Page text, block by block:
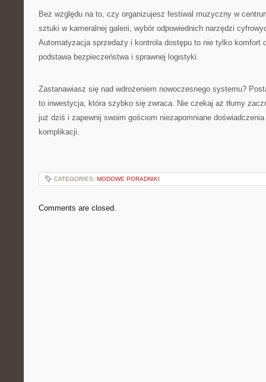
Bez względu na to, czy organizujesz festiwal muzyczny w
sztuki w kameralnej galerii, wybór odpowiednich narzędzi
Automatyzacja sprzedaży i kontrola dostępu to nie tylko komfort
podstawa bezpieczeństwa i sprawnej logistyki.
Zastanawiasz się nad wdrożeniem nowoczesnego systemu?
to inwestycja, która szybko się zwraca. Nie czekaj aż tłumy
już dziś i zapewnij swoim gościom niezapomniane
komplikacji.
CATEGORIES: MODOWE PORADNIKI
Comments are closed.